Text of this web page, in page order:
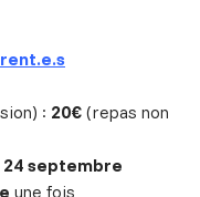
: 20€ (repas non
24 septembre
une fois